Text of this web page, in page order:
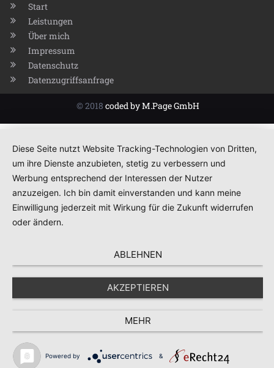
Start
Leistungen
Über mich
Impressum
Datenschutz
Datenzugriffsanfrage
© 2018 coded by M.Page GmbH
Diese Seite nutzt Website Tracking-Technologien von Dritten,
um ihre Dienste anzubieten, stetig zu verbessern und
Werbung entsprechend der Interessen der Nutzer
anzuzeigen. Ich bin damit einverstanden und kann meine
Einwilligung jederzeit mit Wirkung für die Zukunft widerrufen
oder ändern.
ABLEHNEN
AKZEPTIEREN
MEHR
Powered by &